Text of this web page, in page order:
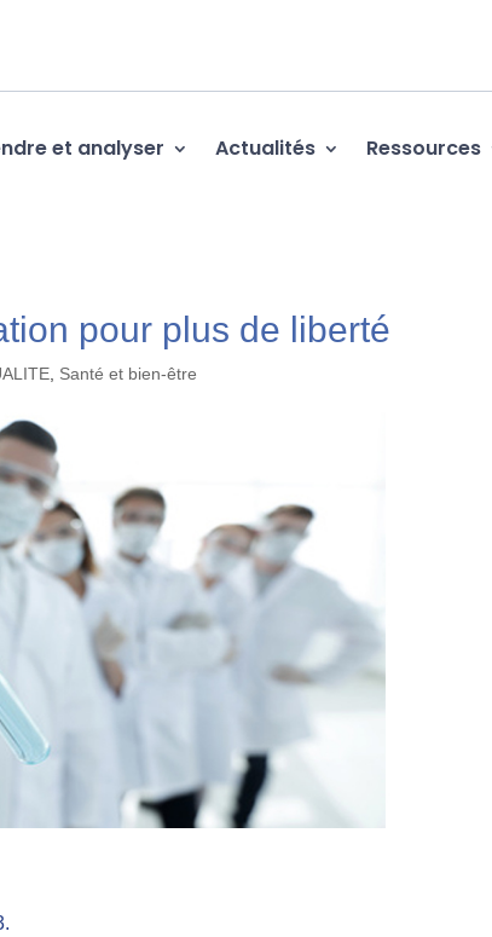
et analyser Actualités Ressources
pour plus de liberté
Santé et bien-être